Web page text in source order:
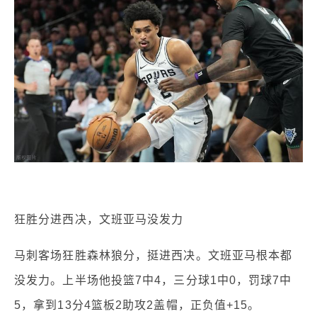
狂胜分进西决，文班亚马没发力
马刺客场狂胜森林狼分，挺进西决。文班亚马根本都
没发力。上半场他投篮7中4，三分球1中0，罚球7中
5，拿到13分4篮板2助攻2盖帽，正负值+15。